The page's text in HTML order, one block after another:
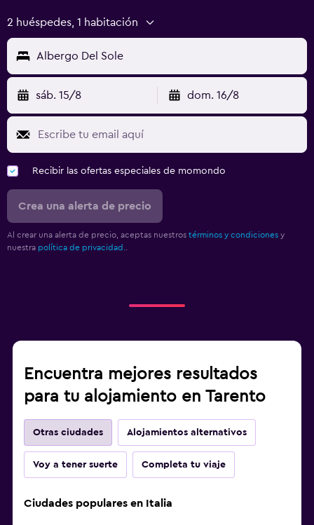
2 huéspedes, 1 habitación
Albergo Del Sole
sáb. 15/8 dom. 16/8
Recibir las ofertas especiales de momondo
Crea una alerta de precio
Al crear una alerta de precio, aceptas nuestros términos y condiciones y
nuestra política de privacidad.
Encuentra mejores resultados
para tu alojamiento en Tarento
Otras ciudades Alojamientos alternativos
Voy a tener suerte Completa tu viaje
Ciudades populares en Italia